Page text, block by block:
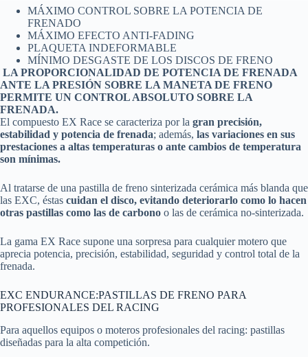
MÁXIMO CONTROL SOBRE LA POTENCIA DE
FRENADO
MÁXIMO EFECTO ANTI-FADING
PLAQUETA INDEFORMABLE
MÍNIMO DESGASTE DE LOS DISCOS DE FRENO
LA PROPORCIONALIDAD DE POTENCIA DE FRENADA
ANTE LA PRESIÓN SOBRE LA MANETA DE FRENO
PERMITE UN CONTROL ABSOLUTO SOBRE LA
FRENADA.
El compuesto EX Race se caracteriza por la gran precisión,
estabilidad y potencia de frenada; además, las variaciones en sus
prestaciones a altas temperaturas o ante cambios de temperatura
son mínimas.
Al tratarse de una pastilla de freno sinterizada cerámica más blanda que
las EXC, éstas cuidan el disco, evitando deteriorarlo como lo hacen
otras pastillas como las de carbono o las de cerámica no-sinterizada.
La gama EX Race supone una sorpresa para cualquier motero que
aprecia potencia, precisión, estabilidad, seguridad y control total de la
frenada.
EXC ENDURANCE:PASTILLAS DE FRENO PARA
PROFESIONALES DEL RACING
Para aquellos equipos o moteros profesionales del racing: pastillas
diseñadas para la alta competición.